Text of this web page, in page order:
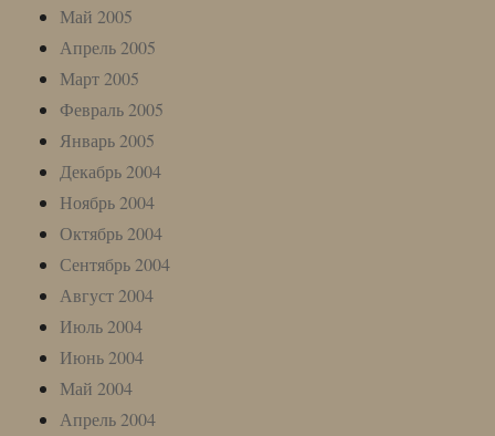
Май 2005
Апрель 2005
Март 2005
Февраль 2005
Январь 2005
Декабрь 2004
Ноябрь 2004
Октябрь 2004
Сентябрь 2004
Август 2004
Июль 2004
Июнь 2004
Май 2004
Апрель 2004